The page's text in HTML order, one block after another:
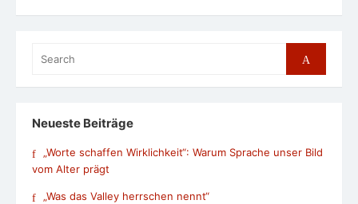
for:
Search
Neueste Beiträge
„Worte schaffen Wirklichkeit“: Warum Sprache unser Bild
vom Alter prägt
„Was das Valley herrschen nennt“